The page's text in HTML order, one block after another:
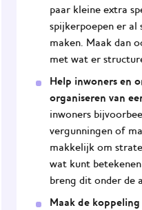
paar kleine extra
spijkerpoepen er al
maken. Maak dan
met wat er
Help inwoners en
organiseren van
inwoners
vergunningen of
makkelijk om
wat kunt
breng dit onder de
Maak de